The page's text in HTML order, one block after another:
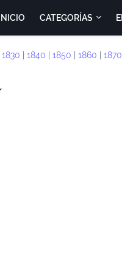
INICIO CATEGORÍAS
1830 1840 1850 1860 1870